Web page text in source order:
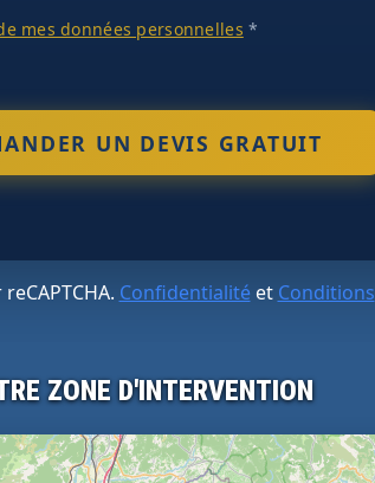
mes données personnelles *
Confidentialitéet Conditions
ZONE D'INTERVENTION